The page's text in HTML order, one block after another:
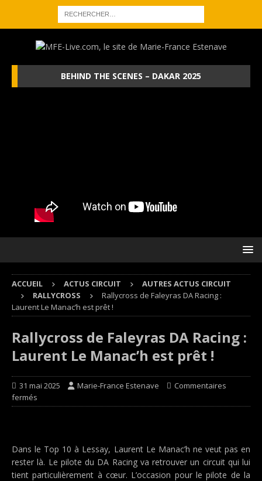
BEHIND THE SCENES – DAKAR 2025
ACCUEIL ACTUS CIRCUIT
AUTRES ACTUS CIRCUIT
RALLYCROSS
Rallycross de Faleyras DA Racing :
Laurent Le Manac’h est prêt !
Rallycross de Faleyras DA Racing :
Laurent Le Manac’h est prêt !
31 mai 2025 Marie-France Estenave
Commentaires
fermés
Dans le Top 10 à Lessay, Laurent Le Manac’h ne veut pas en
rester là. Le pilote du DA Racing va retrouver un circuit qui lui
tient particulièrement à cœur. L’occasion pour le pilote de la